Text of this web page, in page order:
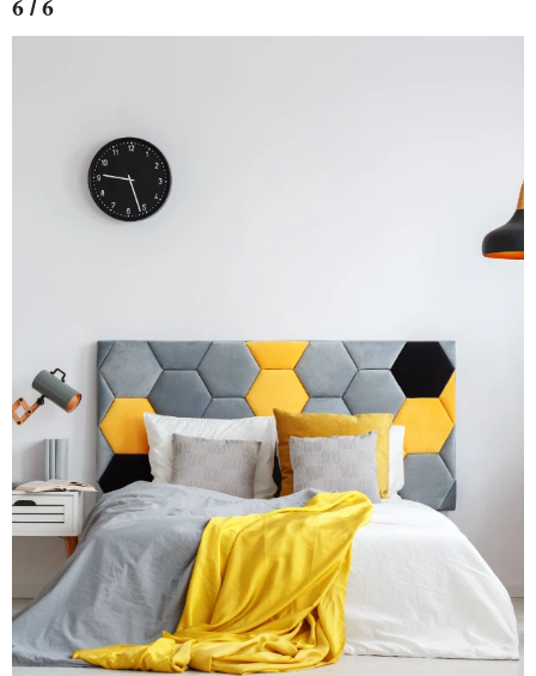
6 / 6